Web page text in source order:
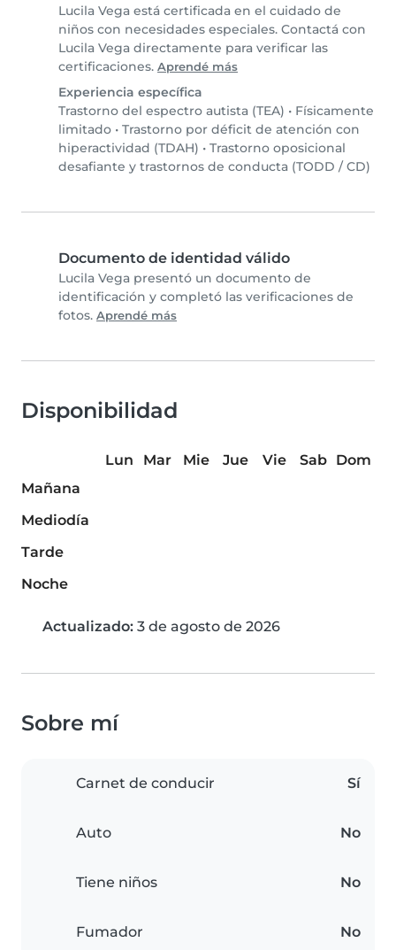
Lucila Vega está certificada en el cuidado de
niños con necesidades especiales. Contactá con
Lucila Vega directamente para verificar las
certificaciones. Aprendé más
Experiencia específica
Trastorno del espectro autista (TEA) • Físicamente
limitado • Trastorno por déficit de atención con
hiperactividad (TDAH) • Trastorno oposicional
desafiante y trastornos de conducta (TODD / CD)
Documento de identidad válido
Lucila Vega presentó un documento de
identificación y completó las verificaciones de
fotos. Aprendé más
Disponibilidad
Lun Mar Mie Jue Vie Sab
Dom
Mañana
Mediodía
Tarde
Noche
Actualizado: 3 de agosto de 2026
Sobre mí
Carnet de conducir Sí
Auto No
Tiene niños No
Fumador No